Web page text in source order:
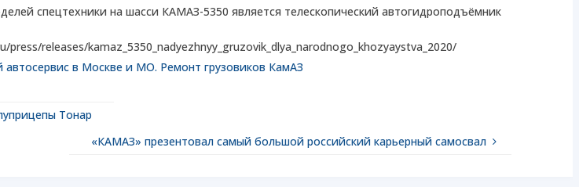
спецтехники на шасси КАМАЗ-5350 является телескопический автогидроподъёмник
releases/kamaz_5350_nadyezhnyy_gruzovik_dlya_narodnogo_khozyaystva_2020/
автосервис в Москве и МО. Ремонт грузовиков КамАЗ
Тонар
«КАМАЗ» презентовал самый большой российский карьерный самосвал